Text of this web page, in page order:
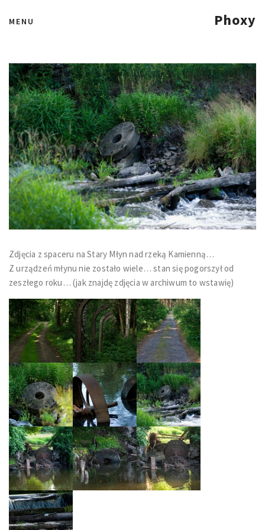
MENU Phoxy
Zdjęcia z spaceru na Stary Młyn nad rzeką Kamienną…
Z urządzeń młynu nie zostało wiele… stan się pogorszył od
zeszłego roku… (jak znajdę zdjęcia w archiwum to wstawię)